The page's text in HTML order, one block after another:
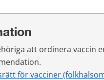
att ordinera vaccin
för vacciner